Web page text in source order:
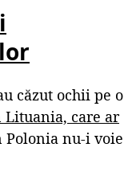
căzut ochii pe o
Lituania, care ar
Polonia nu-i voie